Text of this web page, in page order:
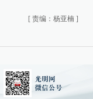
[ 责编：杨亚楠 ]